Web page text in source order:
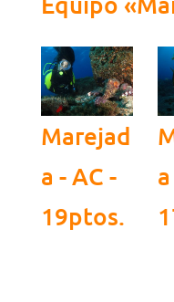
Marejad
a - AC -
19ptos.